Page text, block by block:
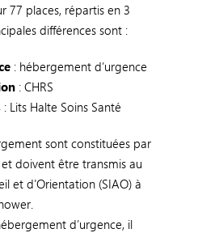
77 places, répartis en 3
différences sont :
: hébergement d’urgence
: CHRS
: Lits Halte Soins Santé
sont constituées par
doivent être transmis au
et d’Orientation (SIAO) à
d’urgence, il